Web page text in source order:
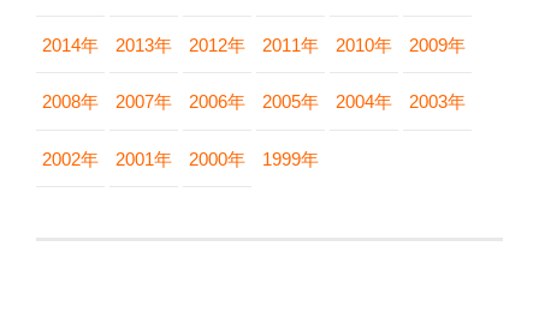
2014年 2013年 2012年 2011年 2010年 2009年
2008年 2007年 2006年 2005年 2004年 2003年
2002年 2001年 2000年 1999年